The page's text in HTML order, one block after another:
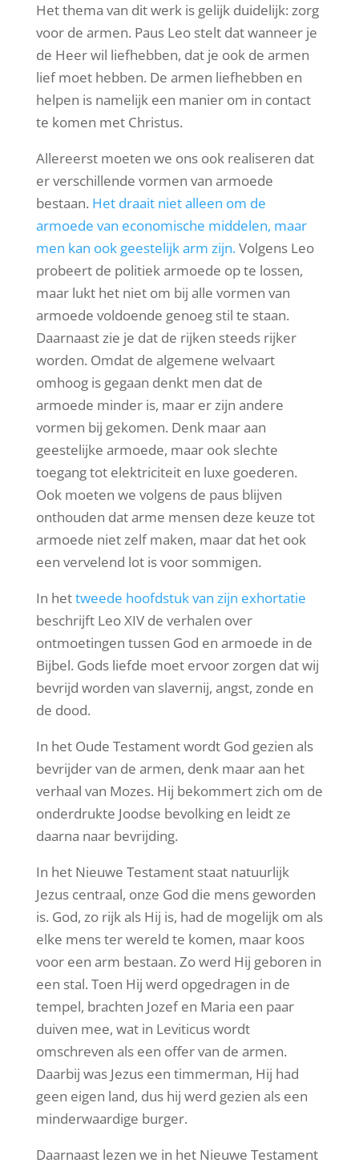
Het thema van dit werk is gelijk duidelijk: zorg
voor de armen. Paus Leo stelt dat wanneer je
de Heer wil liefhebben, dat je ook de armen
lief moet hebben. De armen liefhebben en
helpen is namelijk een manier om in contact
te komen met Christus.
Allereerst moeten we ons ook realiseren dat
er verschillende vormen van armoede
bestaan. Het draait niet alleen om de
armoede van economische middelen, maar
men kan ook geestelijk arm zijn.Volgens Leo
probeert de politiek armoede op te lossen,
maar lukt het niet om bij alle vormen van
armoede voldoende genoeg stil te staan.
Daarnaast zie je dat de rijken steeds rijker
worden. Omdat de algemene welvaart
omhoog is gegaan denkt men dat de
armoede minder is, maar er zijn andere
vormen bij gekomen. Denk maar aan
geestelijke armoede, maar ook slechte
toegang tot elektriciteit en luxe goederen.
Ook moeten we volgens de paus blijven
onthouden dat arme mensen deze keuze tot
armoede niet zelf maken, maar dat het ook
een vervelend lot is voor sommigen.
In hettweede hoofdstuk van zijn exhortatie
beschrijft Leo XIV de verhalen over
ontmoetingen tussen God en armoede in de
Bijbel. Gods liefde moet ervoor zorgen dat wij
bevrijd worden van slavernij, angst, zonde en
de dood.
In het Oude Testament wordt God gezien als
bevrijder van de armen, denk maar aan het
verhaal van Mozes. Hij bekommert zich om de
onderdrukte Joodse bevolking en leidt ze
daarna naar bevrijding.
In het Nieuwe Testament staat natuurlijk
Jezus centraal, onze God die mens geworden
is. God, zo rijk als Hij is, had de mogelijk om als
elke mens ter wereld te komen, maar koos
voor een arm bestaan. Zo werd Hij geboren in
een stal. Toen Hij werd opgedragen in de
tempel, brachten Jozef en Maria een paar
duiven mee, wat in Leviticus wordt
omschreven als een offer van de armen.
Daarbij was Jezus een timmerman, Hij had
geen eigen land, dus hij werd gezien als een
minderwaardige burger.
Daarnaast lezen we in het Nieuwe Testament